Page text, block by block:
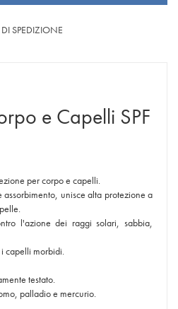
SPEDIZIONE
e Capelli SPF
per corpo e capelli.
unisce alta protezione a
l'azione dei raggi solari, sabbia,
capelli morbidi.
testato.
palladio e mercurio.